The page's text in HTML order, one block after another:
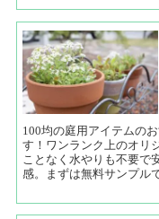
100均の庭用アイテムの
す！ワンランク上のオリ
ことなく水やりも不要で
感。まずは無料サンプル